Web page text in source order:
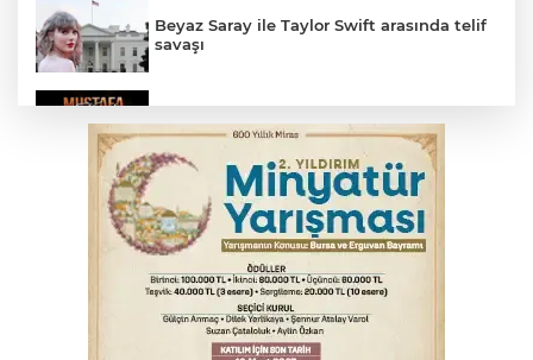
Beyaz Saray ile Taylor Swift arasında telif
savaşı
kahkaha dolu gece
İnegöl'de orman yangını; Havadan ve
karadan müdahale başlatıldı
Bursa'da binlerce kişi meteor yağmuru
için bir araya geldi